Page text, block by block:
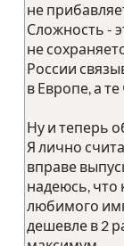
не
Сложность -
не
России
в Европе, а
Ну и теперь
Я лично
вправе
надеюсь, что
любимого
дешевле в 2